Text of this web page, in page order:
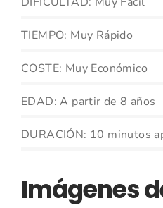
TIEMPO: Muy Rápido
COSTE: Muy Económico
EDAD: A partir de 8 años
DURACIÓN: 10 minutos
Imágenes